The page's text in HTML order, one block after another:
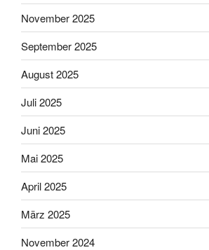
November 2025
September 2025
August 2025
Juli 2025
Juni 2025
Mai 2025
April 2025
März 2025
November 2024